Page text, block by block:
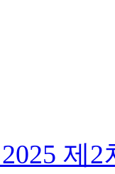
제